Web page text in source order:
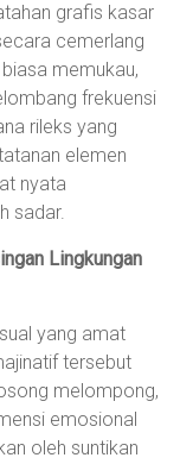
grafis kasar
cemerlang
memukau,
frekuensi
rileks yang
elemen
nyata
sadar.
Lingkungan
yang amat
tersebut
melompong,
emosional
oleh suntikan